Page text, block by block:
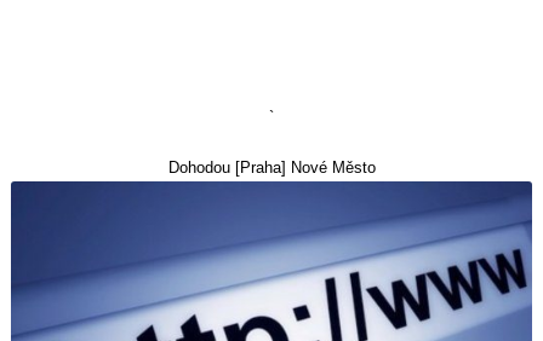
`
Dohodou [Praha] Nové Město